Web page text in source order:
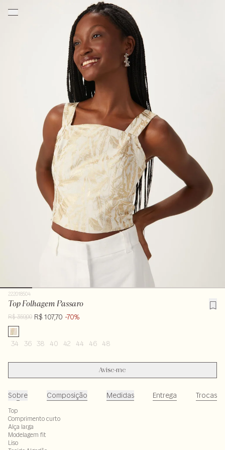
222018504
Top Folhagem Passaro
R$ 359,00 R$ 107,70 -70%
34 36 38 40 42 44 46 48
Avise-me
Sobre Composição Medidas Entrega Trocas
Top
Comprimento curto
Alça larga
Modelagem fit
Liso